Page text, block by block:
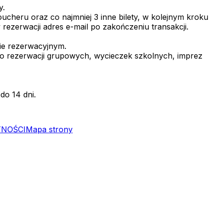
oraz co najmniej 3 inne bilety, w kolejnym kroku
adres e-mail po zakończeniu transakcji.
rezerwacyjnym.
rezerwacji grupowych, wycieczek szkolnych, imprez
14 dni.
Mapa strony